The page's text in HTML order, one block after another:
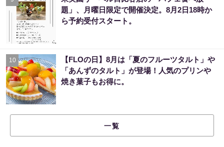
題」、月曜日限定で開催決定。8月2日18時か
ら予約受付スタート。
10
【FLOの日】8月は「夏のフルーツタルト」や
「あんずのタルト」が登場！人気のプリンや
焼き菓子もお得に。
一覧